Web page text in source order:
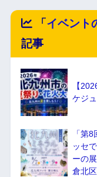
「 イベント
記事
【
ケジ
「第
ッセ
ーの
倉北区